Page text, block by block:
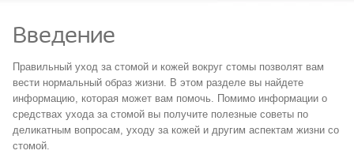
Введение
Правильный уход за стомой и кожей вокруг стомы позволят вам
вести нормальный образ жизни. В этом разделе вы найдете
информацию, которая может вам помочь. Помимо информации о
средствах ухода за стомой вы получите полезные советы по
деликатным вопросам, уходу за кожей и другим аспектам жизни со
стомой.